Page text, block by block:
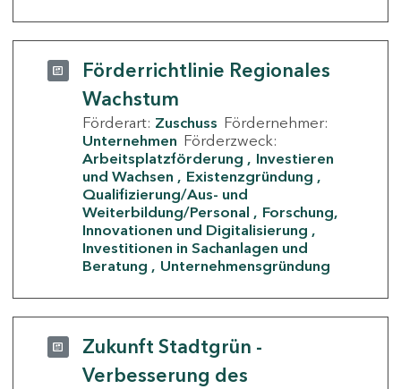
Förderrichtlinie Regionales
Wachstum
Förderart: Zuschuss Fördernehmer:
Unternehmen Förderzweck:
Arbeitsplatzförderung
Investieren
und Wachsen
Existenzgründung
Qualifizierung/Aus- und
Weiterbildung/Personal
Forschung,
Innovationen und Digitalisierung
Investitionen in Sachanlagen und
Beratung
Unternehmensgründung
Zukunft Stadtgrün -
Verbesserung des